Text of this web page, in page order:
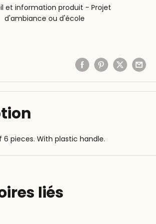
et information produit - Projet
d'ambiance ou d'école
6 pieces. With plastic handle.
liés